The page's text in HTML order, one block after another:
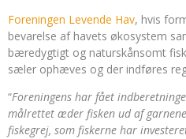
Foreningen Levende Hav, hvis
bevarelse af havets økosystem
bæredygtigt og naturskånsomt
sæler ophæves og der indføres
“Foreningens har fået
målrettet æder fisken ud af
fiskegrej, som fiskerne har